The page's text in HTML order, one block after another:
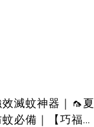
效滅蚊神器｜🦟夏
必備｜【巧福】